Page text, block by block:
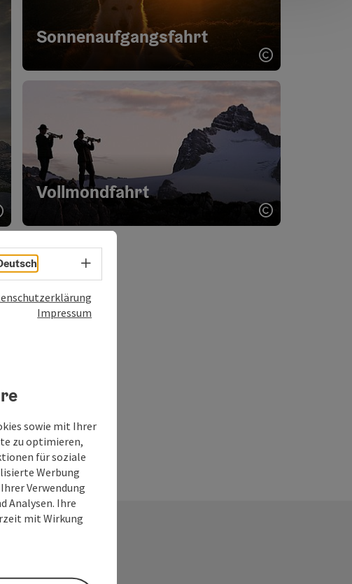
öffnen
Copyright
Sonnenaufgangsfahrt
Copyright
Vollmondfahrt
Sprachwahl - Menü öffnen
Impressum
sowie mit Ihrer
zu optimieren,
für soziale
Werbung
Verwendung
Analysen. Ihre
mit Wirkung